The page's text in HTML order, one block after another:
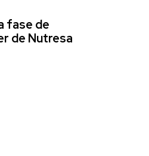
fase de
de Nutresa